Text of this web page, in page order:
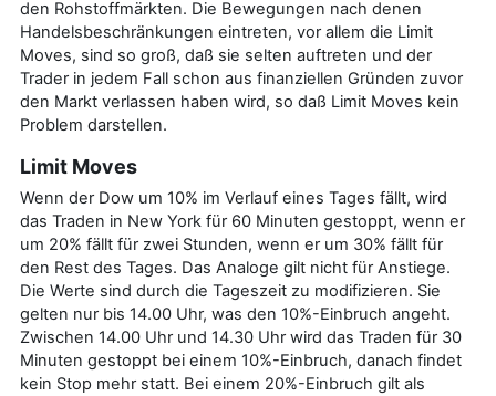
den Rohstoffmärkten. Die Bewegungen nach denen
Handelsbeschränkungen eintreten, vor allem die Limit
Moves, sind so groß, daß sie selten auftreten und der
Trader in jedem Fall schon aus finanziellen Gründen zuvor
den Markt verlassen haben wird, so daß Limit Moves kein
Problem darstellen.
Limit Moves
Wenn der Dow um 10% im Verlauf eines Tages fällt, wird
das Traden in New York für 60 Minuten gestoppt, wenn er
um 20% fällt für zwei Stunden, wenn er um 30% fällt für
den Rest des Tages. Das Analoge gilt nicht für Anstiege.
Die Werte sind durch die Tageszeit zu modifizieren. Sie
gelten nur bis 14.00 Uhr, was den 10%-Einbruch angeht.
Zwischen 14.00 Uhr und 14.30 Uhr wird das Traden für 30
Minuten gestoppt bei einem 10%-Einbruch, danach findet
kein Stop mehr statt. Bei einem 20%-Einbruch gilt als